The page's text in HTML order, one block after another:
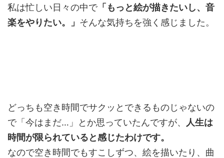
私は忙しい日々の中で「もっと絵が描きたいし、音
楽をやりたい。」 そんな気持ちを強く感じました。
どっちも空き時間でサクッとできるものじゃないの
で「今はまだ…」とか思っていたんですが、
人生は
時間が限られていると感じたわけです。
なので空き時間でもすこしずつ、絵を描いたり、曲